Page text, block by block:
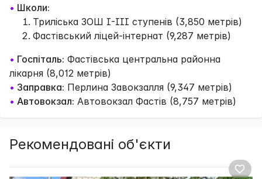
• Школи:
Триліська ЗОШ І-ІІІ ступенів (3,850 метрів)
Фастівський ліцей-інтернат (9,287 метрів)
• Госпіталь: Фастівська центральна районна
лікарня (8,012 метрів)
• Заправка: Перлина Завокзалля (9,347 метрів)
• Автовокзал: Автовокзал Фастів (8,757 метрів)
Рекомендовані об'єкти